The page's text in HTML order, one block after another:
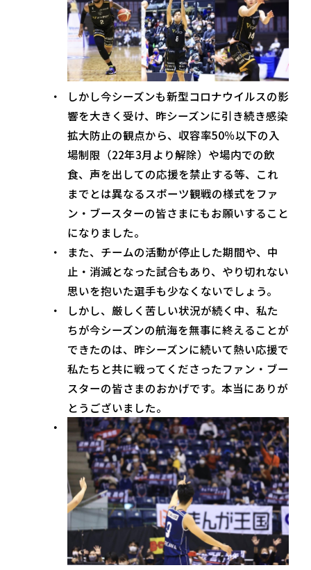
しかし今シーズンも新型コロナウイルスの影
響を大きく受け、昨シーズンに引き続き感染
拡大防止の観点から、収容率50％以下の入
場制限（22年3月より解除）や場内での飲
食、声を出しての応援を禁止する等、これ
までとは異なるスポーツ観戦の様式をファ
ン・ブースターの皆さまにもお願いすること
になりました。
また、チームの活動が停止した期間や、中
止・消滅となった試合もあり、やり切れない
思いを抱いた選手も少なくないでしょう。
しかし、厳しく苦しい状況が続く中、私た
ちが今シーズンの航海を無事に終えることが
できたのは、昨シーズンに続いて熱い応援で
私たちと共に戦ってくださったファン・ブー
スターの皆さまのおかげです。本当にありが
とうございました。